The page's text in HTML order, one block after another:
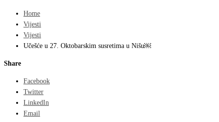
Home
Vijesti
Vijesti
Učešće u 27. Oktobarskim susretima u Nišu￼
Share
Facebook
Twitter
LinkedIn
Email